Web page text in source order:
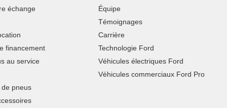
échange
financement
au service
pneus
Équipe
Témoignages
Carrière
Technologie Ford
Véhicules électriques Ford
Véhicules commerciaux Ford Pro